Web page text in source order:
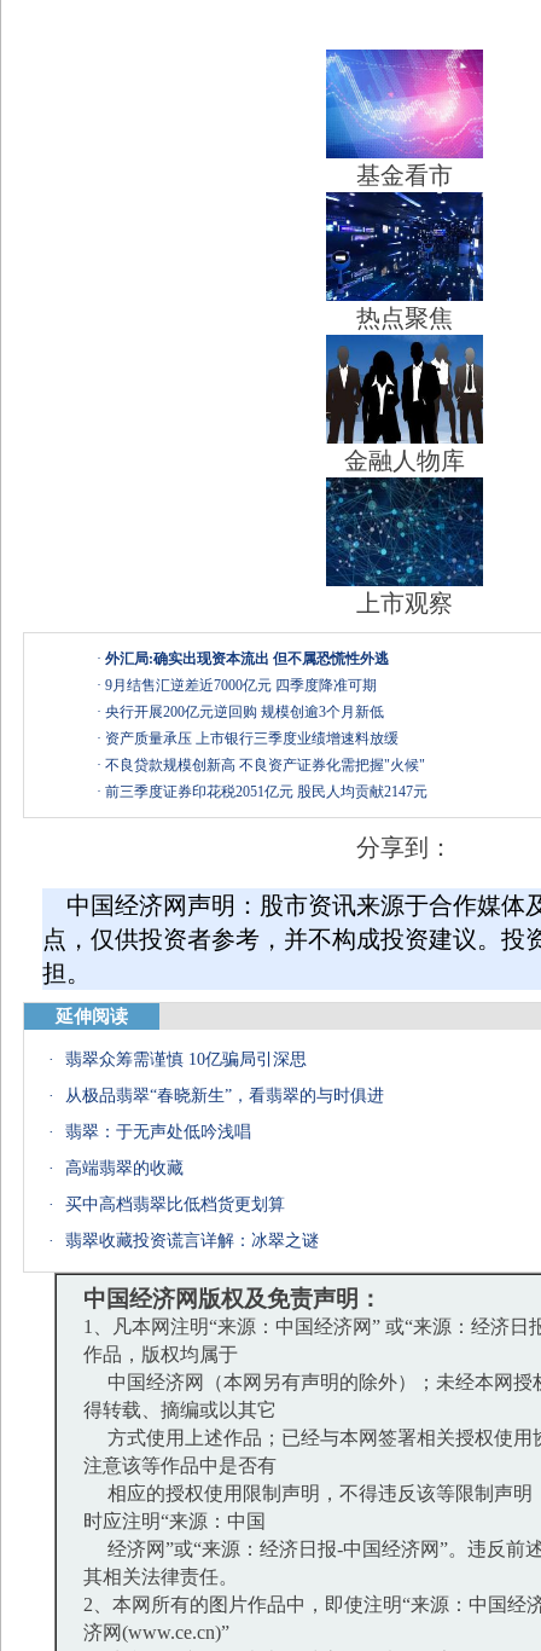
基金看市
热点聚焦
金融人物库
上市观察
· 外汇局:确实出现资本流出 但不属恐慌性外逃
· 9月结售汇逆差近7000亿元 四季度降准可期
· 央行开展200亿元逆回购 规模创逾3个月新低
· 资产质量承压 上市银行三季度业绩增速料放缓
· 不良贷款规模创新高 不良资产证券化需把握"火候"
· 前三季度证券印花税2051亿元 股民人均贡献2147元
分享到：
中国经济网声明：股市资讯来源于合作媒体
点，仅供投资者参考，并不构成投资建议。投
担。
延伸阅读
·
翡翠众筹需谨慎 10亿骗局引深思
·
从极品翡翠“春晓新生”，看翡翠的与时俱进
·
翡翠：于无声处低吟浅唱
·
高端翡翠的收藏
·
买中高档翡翠比低档货更划算
·
翡翠收藏投资谎言详解：冰翠之谜
中国经济网版权及免责声明：
1、凡本网注明“来源：中国经济网” 或“来源：经济日
作品，版权均属于
中国经济网（本网另有声明的除外）；未经本网授
得转载、摘编或以其它
方式使用上述作品；已经与本网签署相关授权使用
注意该等作品中是否有
相应的授权使用限制声明，不得违反该等限制声明
时应注明“来源：中国
经济网”或“来源：经济日报-中国经济网”。违反前
其相关法律责任。
2、本网所有的图片作品中，即使注明“来源：中国经
济网(www.ce.cn)”